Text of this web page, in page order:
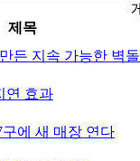
제목
든 지속 가능한 벽돌
연 효과
에 새 매장 연다